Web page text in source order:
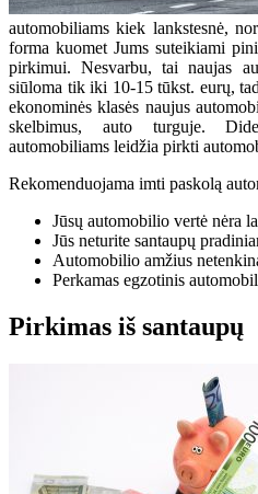
automobiliams kiek lankstesnė,
forma kuomet Jums suteikiami
pirkimui. Nesvarbu, tai naujas
siūloma tik iki 10-15 tūkst. eurų,
ekonominės klasės naujus
skelbimus, auto turguje.
automobiliams leidžia pirkti
Rekomenduojama imti paskolą
Jūsų automobilio vertė nėra
Jūs neturite santaupų
Automobilio amžius
Perkamas egzotinis
Pirkimas iš santaupų